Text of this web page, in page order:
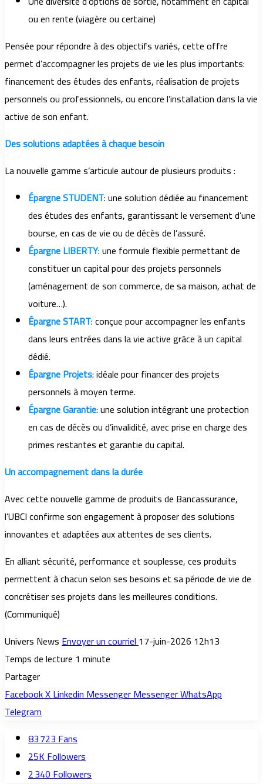
ou en rente (viagère ou certaine)
Pensée pour répondre à des objectifs variés, cette offre
permet d’accompagner les projets de vie les plus importants:
financement des études des enfants, réalisation de projets
personnels ou professionnels, ou encore l’installation dans la vie
active de son enfant.
Des solutions adaptées à chaque besoin
La nouvelle gamme s’articule autour de plusieurs produits :
Épargne STUDENT: une solution dédiée au financement
des études des enfants, garantissant le versement d’une
bourse, en cas de vie ou de décès de l’assuré.
Épargne LIBERTY: une formule flexible permettant de
constituer un capital pour des projets personnels
(aménagement de son commerce, de sa maison, achat de
voiture…).
Épargne START: conçue pour accompagner les enfants
dans leurs entrées dans la vie active grâce à un capital
dédié.
Épargne Projets: idéale pour financer des projets
personnels à moyen terme.
Épargne Garantie: une solution intégrant une protection
en cas de décès ou d’invalidité, avec prise en charge des
primes restantes et garantie du capital.
Un accompagnement dans la durée
Avec cette nouvelle gamme de produits de Bancassurance,
l’UBCI confirme son engagement à proposer des solutions
innovantes et adaptées aux attentes de ses clients.
En alliant sécurité, performance et souplesse, ces produits
permettent à chacun selon ses besoins et sa période de vie de
concrétiser ses projets dans les meilleures conditions.
(Communiqué)
Univers NewsEnvoyer un courriel17-juin-2026 12h13
Temps de lecture 1 minute
Partager
FacebookXLinkedinMessengerMessengerWhatsApp
Telegram
83 723Fans
25KFollowers
2 340Followers